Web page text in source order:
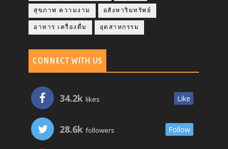
สุขภาพ ความงาม อสังหาริมทรัพย์
อาหาร เครื่องดื่ม อุตสาหกรรม
CONNECT WITH US
34.2k likes Like
28.6k followers Follow